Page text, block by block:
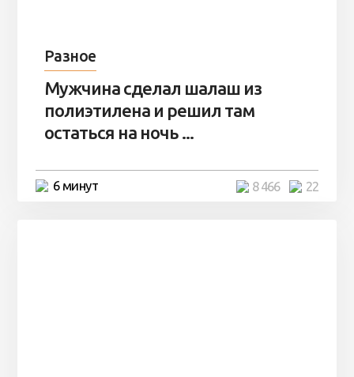
Разное
Мужчина сделал шалаш из
полиэтилена и решил там
остаться на ночь ...
6 минут 22
8 466